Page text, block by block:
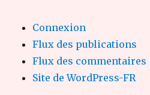
Connexion
Flux des publications
Flux des commentaires
Site de WordPress-FR